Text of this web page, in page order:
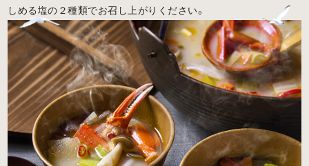
しめる塩の２種類でお召し上がりください。